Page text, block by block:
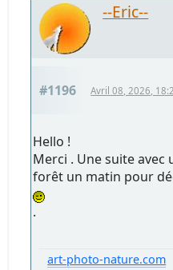
--Eric--
#1196 Avril 08, 2026,
Hello !
Merci . Une suite avec
forêt un matin pour
.
art-photo-nature.com